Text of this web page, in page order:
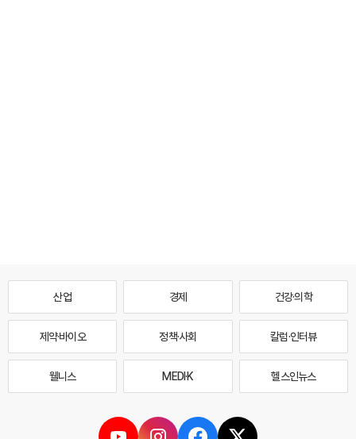
산업 경제 건강·의학
제약·바이오 정책·사회 칼럼·인터뷰
웰니스 MEDI·K 헬스인뉴스